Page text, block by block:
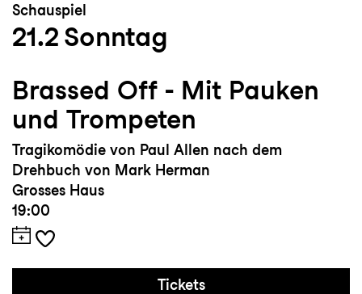
Schauspiel
21.2 Sonntag
Brassed Off - Mit Pauken
und Trompeten
Tragikomödie von Paul Allen nach dem
Drehbuch von Mark Herman
Grosses Haus
19:00
Tickets